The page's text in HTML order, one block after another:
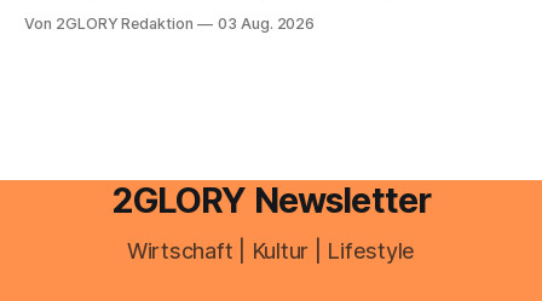
ist längst ein ernstzunehmender Wirtschaftszweig. Weltweit
Von 2GLORY Redaktion 03 Aug. 2026
2GLORY Newsletter
Wirtschaft | Kultur | Lifestyle